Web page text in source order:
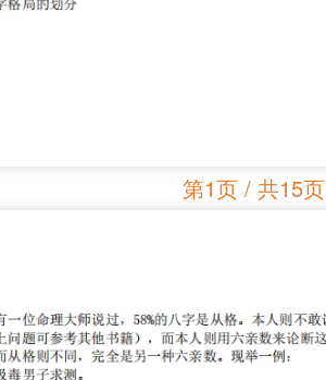
第1页 / 共15页